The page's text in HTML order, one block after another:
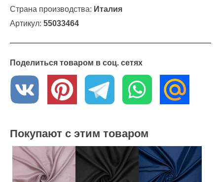
Страна производства: Италия
Артикул: 55033464
Поделиться товаром в соц. сетях
Покупают с этим товаром